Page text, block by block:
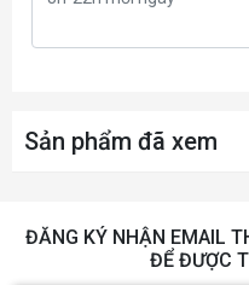
Sản phẩm đã xem
ĐĂNG KÝ NHẬN EMAIL
ĐỂ ĐƯỢC